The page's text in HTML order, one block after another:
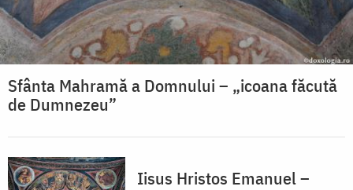
Sfânta Mahramă a Domnului – „icoana făcută
de Dumnezeu”
Iisus Hristos Emanuel –